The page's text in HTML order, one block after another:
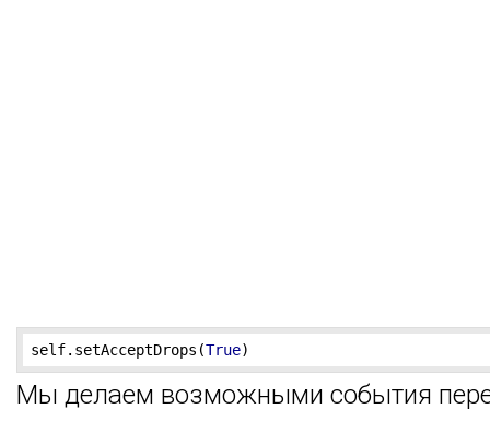
self.setAcceptDrops(True)
Мы делаем возможными события